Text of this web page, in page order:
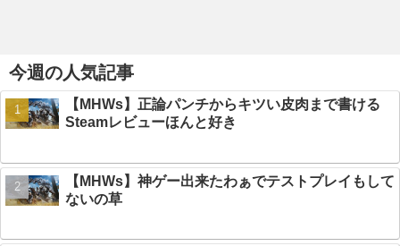
今週の人気記事
【MHWs】正論パンチからキツい皮肉まで書ける
Steamレビューほんと好き
【MHWs】神ゲー出来たわぁでテストプレイもして
ないの草